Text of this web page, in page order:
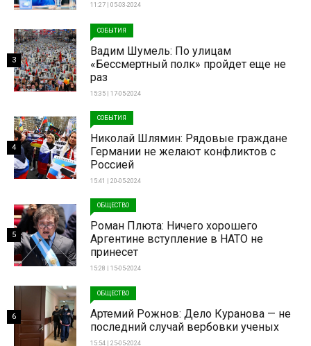
11:27 | 05-03-2024
СОБЫТИЯ
Вадим Шумель: По улицам
«Бессмертный полк» пройдет еще не
раз
15:35 | 17-05-2024
3
СОБЫТИЯ
Николай Шлямин: Рядовые граждане
Германии не желают конфликтов с
Россией
15:41 | 20-05-2024
4
ОБЩЕСТВО
Роман Плюта: Ничего хорошего
Аргентине вступление в НАТО не
принесет
15:28 | 15-05-2024
5
ОБЩЕСТВО
Артемий Рожнов: Дело Куранова — не
последний случай вербовки ученых
15:54 | 25-05-2024
6